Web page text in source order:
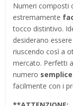
Numeri composti
estremamente
tocco distintivo.
desiderano
riuscendo così a
mercato. Perfetti
numero
facilmente con i